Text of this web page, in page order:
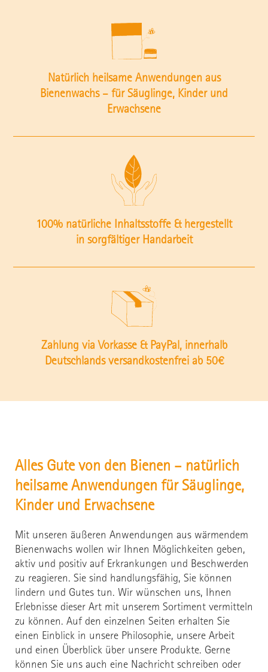
Natürlich heilsame Anwendungen aus
Bienenwachs – für Säuglinge, Kinder und
Erwachsene
100% natürliche Inhaltsstoffe & hergestellt
in sorgfältiger Handarbeit
Zahlung via Vorkasse & PayPal, innerhalb
Deutschlands versandkostenfrei ab 50€
Alles Gute von den Bienen – natürlich
heilsame Anwendungen für Säuglinge,
Kinder und Erwachsene
Mit unseren äußeren Anwendungen aus wärmendem
Bienenwachs wollen wir Ihnen Möglichkeiten geben,
aktiv und positiv auf Erkrankungen und Beschwerden
zu reagieren. Sie sind handlungsfähig, Sie können
lindern und Gutes tun. Wir wünschen uns, Ihnen
Erlebnisse dieser Art mit unserem Sortiment vermitteln
zu können. Auf den einzelnen Seiten erhalten Sie
einen Einblick in unsere Philosophie, unsere Arbeit
und einen Überblick über unsere Produkte. Gerne
können Sie uns auch eine Nachricht schreiben oder